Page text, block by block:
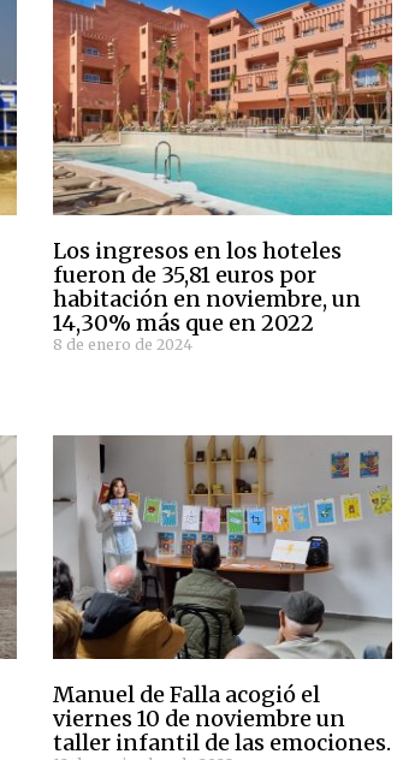
Los ingresos en los hoteles
fueron de 35,81 euros por
habitación en noviembre, un
14,30% más que en 2022
8 de enero de 2024
Manuel de Falla acogió el
viernes 10 de noviembre un
taller infantil de las emociones.